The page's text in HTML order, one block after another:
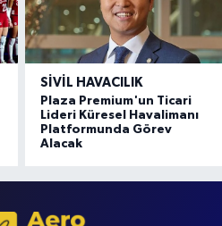
SIVIL HAVACILIK
Plaza Premium'un Ticari
Lideri Küresel Havalimanı
Platformunda Görev
Alacak